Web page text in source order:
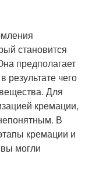
становится
предполагает
результате чего
Для
кремации,
В
кремации и
могли